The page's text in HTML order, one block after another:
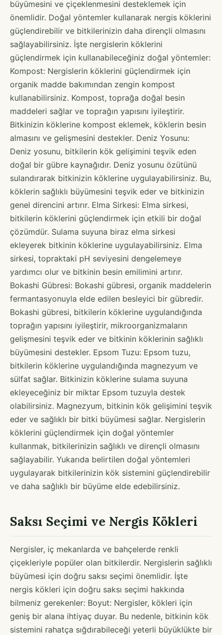
büyümesini ve çiçeklenmesini desteklemek için
önemlidir. Doğal yöntemler kullanarak nergis köklerini
güçlendirebilir ve bitkilerinizin daha dirençli olmasını
sağlayabilirsiniz. İşte nergislerin köklerini
güçlendirmek için kullanabileceğiniz doğal yöntemler:
Kompost: Nergislerin köklerini güçlendirmek için
organik madde bakımından zengin kompost
kullanabilirsiniz. Kompost, toprağa doğal besin
maddeleri sağlar ve toprağın yapısını iyileştirir.
Bitkinizin köklerine kompost eklemek, köklerin besin
almasını ve gelişmesini destekler. Deniz Yosunu:
Deniz yosunu, bitkilerin kök gelişimini teşvik eden
doğal bir gübre kaynağıdır. Deniz yosunu özütünü
sulandırarak bitkinizin köklerine uygulayabilirsiniz. Bu,
köklerin sağlıklı büyümesini teşvik eder ve bitkinizin
genel direncini artırır. Elma Sirkesi: Elma sirkesi,
bitkilerin köklerini güçlendirmek için etkili bir doğal
çözümdür. Sulama suyuna biraz elma sirkesi
ekleyerek bitkinin köklerine uygulayabilirsiniz. Elma
sirkesi, topraktaki pH seviyesini dengelemeye
yardımcı olur ve bitkinin besin emilimini artırır.
Bokashi Gübresi: Bokashi gübresi, organik maddelerin
fermantasyonuyla elde edilen besleyici bir gübredir.
Bokashi gübresi, bitkilerin köklerine uygulandığında
toprağın yapısını iyileştirir, mikroorganizmaların
gelişmesini teşvik eder ve bitkinin köklerinin sağlıklı
büyümesini destekler. Epsom Tuzu: Epsom tuzu,
bitkilerin köklerine uygulandığında magnezyum ve
sülfat sağlar. Bitkinizin köklerine sulama suyuna
ekleyeceğiniz bir miktar Epsom tuzuyla destek
olabilirsiniz. Magnezyum, bitkinin kök gelişimini teşvik
eder ve sağlıklı bir bitki büyümesi sağlar. Nergislerin
köklerini güçlendirmek için doğal yöntemler
kullanmak, bitkilerinizin sağlıklı ve dirençli olmasını
sağlayabilir. Yukarıda belirtilen doğal yöntemleri
uygulayarak bitkilerinizin kök sistemini güçlendirebilir
ve daha sağlıklı bir büyüme elde edebilirsiniz.
Saksı Seçimi ve Nergis Kökleri
Nergisler, iç mekanlarda ve bahçelerde renkli
çiçekleriyle popüler olan bitkilerdir. Nergislerin sağlıklı
büyümesi için doğru saksı seçimi önemlidir. İşte
nergis kökleri için doğru saksı seçimi hakkında
bilmeniz gerekenler: Boyut: Nergisler, kökleri için
geniş bir alana ihtiyaç duyar. Bu nedenle, bitkinin kök
sistemini rahatça sığdırabileceği yeterli büyüklükte bir